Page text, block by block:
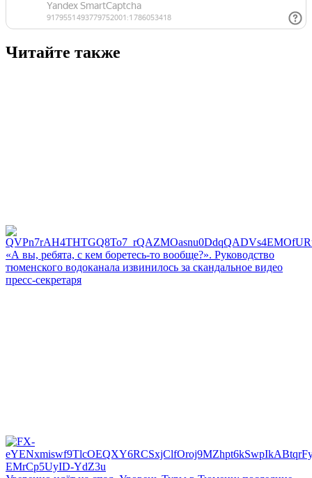
Читайте также
«А вы, ребята, с кем боретесь‑то вообще?». Руководство
тюменского водоканала извинилось за скандальное видео
пресс-секретаря